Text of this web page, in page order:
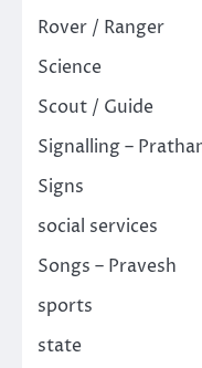
Rover / Ranger
Science
Scout / Guide
Signalling –
Signs
social services
Songs – Pravesh
sports
state